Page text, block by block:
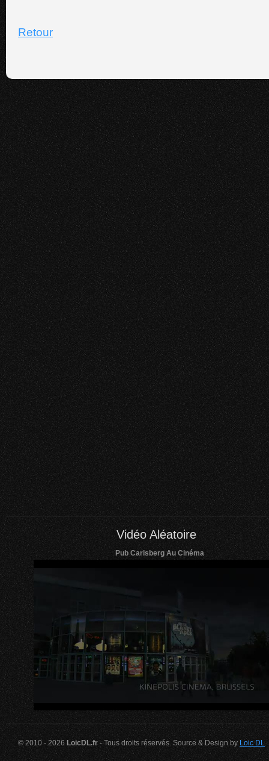
Retour
Vidéo Aléatoire
Pub Carlsberg Au Cinéma
© 2010 - 2026 LoicDL.fr- Tous droits réservés. Source & Design byLoic DL